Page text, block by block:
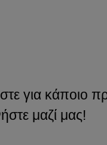
για κάποιο
μαζί μας!